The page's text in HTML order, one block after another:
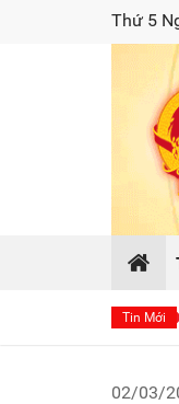
Thứ 5
Tin Mới
02/03/